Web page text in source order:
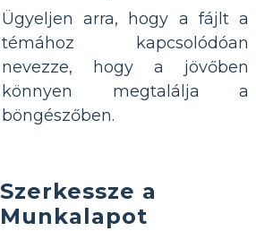
Ügyeljen arra, hogy a fájlt a
témához kapcsolódóan
nevezze, hogy a jövőben
könnyen megtalálja a
böngészőben.
Szerkessze a
Munkalapot